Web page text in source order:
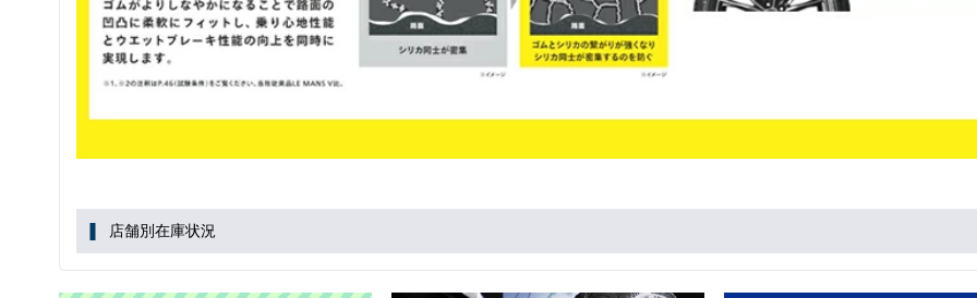
店舗別在庫状況